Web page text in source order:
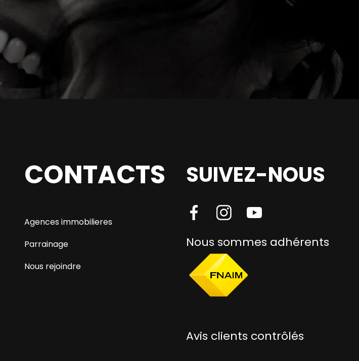
CONTACTS
Agences immobilieres
Parrainage
Nous rejoindre
SUIVEZ-NOUS
Nous sommes adhérents
Avis clients contrôlés